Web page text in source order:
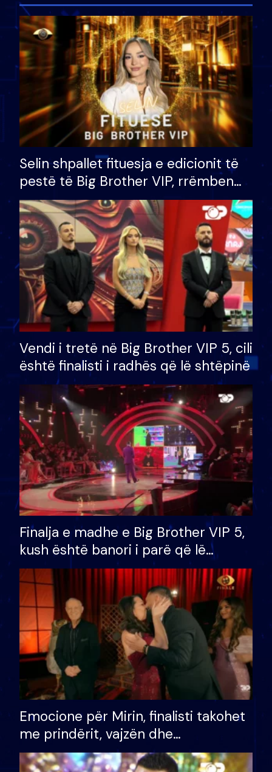
Selin shpallet fituesja e edicionit të
pestë të Big Brother VIP, rrëmben
çmimin e madh prej 100 mijë eurosh
Vendi i tretë në Big Brother VIP 5, cili
është finalisti i radhës që lë shtëpinë
Finalja e madhe e Big Brother VIP 5,
kush është banori i parë që lë
shtëpinë dhe humb mundësinë për
të fituar çmimin e madh
Emocione për Mirin, finalisti takohet
me prindërit, vajzën dhe
bashkëshorten: S’kemi ndonjë letër